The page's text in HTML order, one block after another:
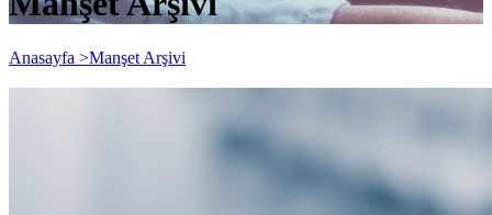
Anasayfa >Manşet Arşivi